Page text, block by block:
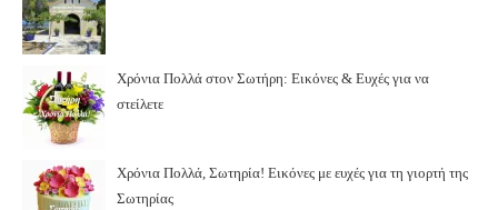
Χρόνια Πολλά στον Σωτήρη: Εικόνες & Ευχές για να
στείλετε
Χρόνια Πολλά, Σωτηρία! Εικόνες με ευχές για τη γιορτή της
Σωτηρίας